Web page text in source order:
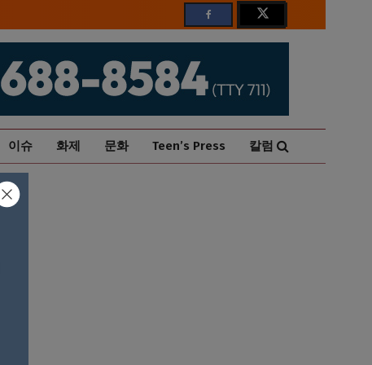
이슈 화제 문화 Teen’s Press 칼럼